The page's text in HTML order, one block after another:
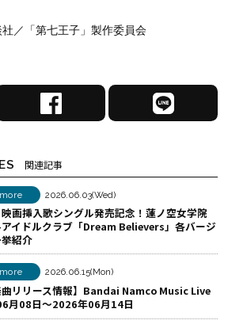
／「第七王子」製作委員会
o
o
シ
L
I
シ
ェ
ア
す
る
関連記事
2026.06.03(Wed)
映画挿入歌シングル発売記念！蓮ノ空女学院
イドルクラブ「Dream Believers」各バージ
紹介
2026.06.15(Mon)
曲リリース情報】Bandai Namco Music Live
月08日～2026年06月14日